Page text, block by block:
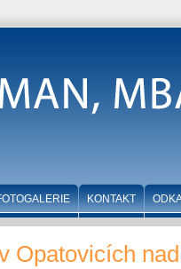
Opatovicích
KONTAKT